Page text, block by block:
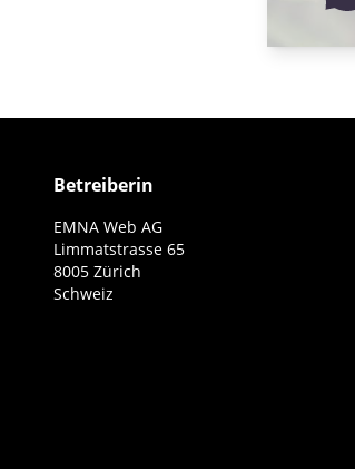
Betreiberin
EMNA Web AG
Limmatstrasse 65
8005 Zürich
Schweiz